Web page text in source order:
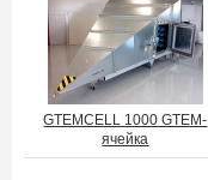
GTEMCELL 1000 GTEM-
ячейка